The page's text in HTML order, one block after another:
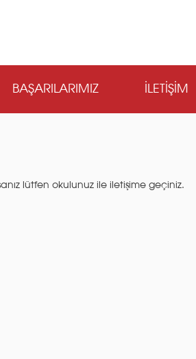
BAŞARILARIMIZ İLETİŞİM
lütfen okulunuz ile iletişime geçiniz.